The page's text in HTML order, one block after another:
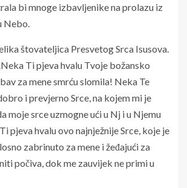
bi mnoge izbavljenike na prolazu iz
Nebo.
štovateljica Presvetog Srca Isusova.
Ti pjeva hvalu Tvoje božansko
za mene smrću slomila! Neka Te
i prevjerno Srce, na kojem mi je
moje srce uzmogne ući u Nj i u Njemu
pjeva hvalu ovo najnježnije Srce, koje je
zabrinuto za mene i žeđajući za
počiva, dok me zauvijek ne primi u